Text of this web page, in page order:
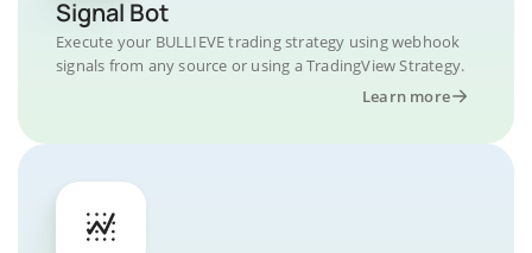
Signal Bot
Execute your BULLIEVE trading strategy using webhook
signals from any source or using a TradingView Strategy.
Learn more